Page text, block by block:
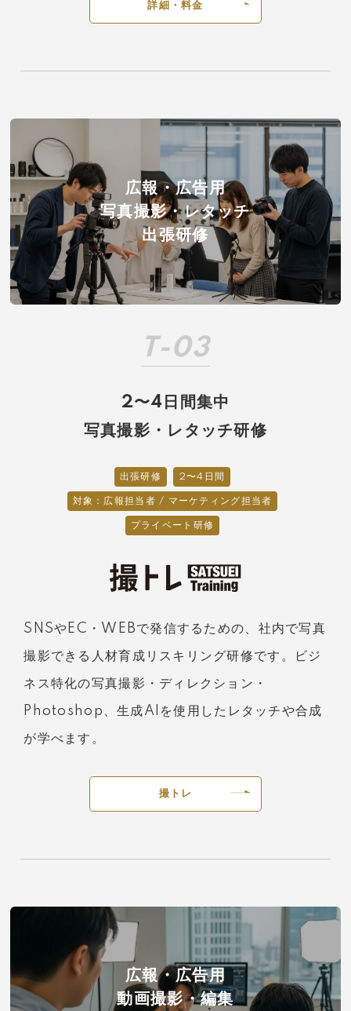
詳細・料金
広報・広告用
写真撮影・レタッチ
出張研修
T-03
2〜4日間集中
写真撮影・レタッチ研修
出張研修 2〜4日間
対象：広報担当者 / マーケティング担当者
プライベート研修
SNSやEC・WEBで発信するための、社内で写真
撮影できる人材育成リスキリング研修です。ビジ
ネス特化の写真撮影・ディレクション・
Photoshop、生成AIを使用したレタッチや合成
が学べます。
撮トレ
広報・広告用
動画撮影・編集